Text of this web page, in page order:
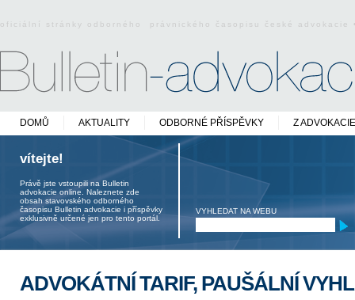
oficiální stránky odborného právnického časopisu české
DOMŮ AKTUALITY ODBORNÉ PŘÍSPĚVKY Z ADVOKACIE
vítejte!
Právě jste vstoupili na Bulletin
advokacie online. Naleznete zde
obsah stavovského odborného
časopisu Bulletin advokacie i příspěvky
exklusivně určené jen pro tento portál.
VYHLEDAT NA WEBU
ADVOKÁTNÍ TARIF, PAUŠÁLNÍ